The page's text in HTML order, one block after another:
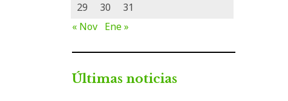
29
30
31
« Nov Ene »
Últimas noticias